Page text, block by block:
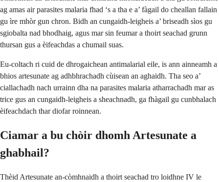
ag amas air parasites malaria fhad ‘s a tha e a’ fàgail do cheallan fallain
gu ìre mhòr gun chron. Bidh an cungaidh-leigheis a’ briseadh sìos gu
sgiobalta nad bhodhaig, agus mar sin feumar a thoirt seachad grunn
thursan gus a èifeachdas a chumail suas.
Eu-coltach ri cuid de dhrogaichean antimalarial eile, is ann ainneamh a
bhios artesunate ag adhbhrachadh cùisean an aghaidh. Tha seo a’
ciallachadh nach urrainn dha na parasites malaria atharrachadh mar as
trice gus an cungaidh-leigheis a sheachnadh, ga fhàgail gu cunbhalach
èifeachdach thar diofar roinnean.
Ciamar a bu chòir dhomh Artesunate a
ghabhail?
Thèid Artesunate an-còmhnaidh a thoirt seachad tro loidhne IV le